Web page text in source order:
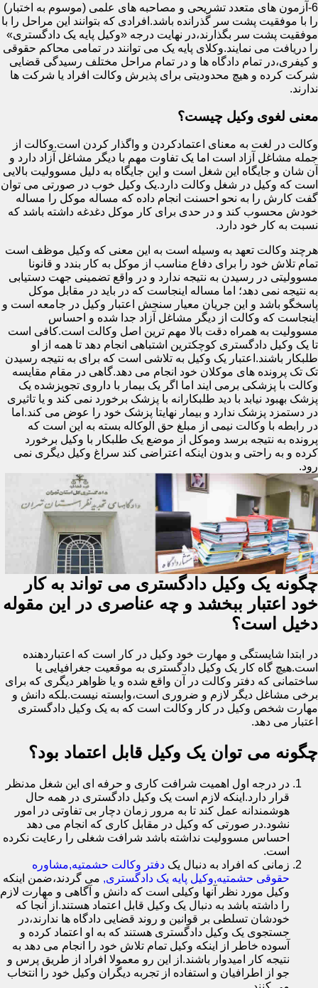
6-آزمون های متعدد تشریحی و مصاحبه های علمی (موسوم به اختبار)
را با موفقیت پشت سر گذرانده باشد.افرادی که بتوانند این مراحل را با
موفقیت پشت سر بگذارند،در نهایت درجه «وکیل پایه یک دادگستری»
را دریافت می نمایند.وکلای پایه یک می توانند در تمامی محاکم حقوقی
و کیفری،در تمام دادگاه ها و در تمام مراحل مختلف رسیدگی قضایی
شرکت کرده و هیچ محدودیتی برای پذیرش وکالت افراد یا شرکت ها
ندارند.
معنی لغوی وکیل چیست؟
وکالت در لغت به معنای اعتمادکردن و واگذار کردن است.وکالت از
جمله مشاغل آزاد است اما یک تفاوت مهم با دیگر مشاغل آزاد دارد و
آن شان و جایگاه این شغل است و این جایگاه به دلیل مسوولیت بالایی
است که وکیل در شغل وکالت دارد.یک وکیل خوب در صورتی می توان
گفت کارش را به نحو احسنت انجام داده که مساله موکل را مساله
خودش محسوب کند و در حدی برای کار موکل دغدغه داشته باشد که
نسبت به کار خود دارد.
هرچند وکالت تعهد به وسیله است به این معنی که وکیل موظف است
تمام تلاش خود را برای دفاع مناسب از موکل به کار بندد و قانونا
مسوولیتی در رسیدن به نتیجه ندارد و در واقع تضمینی جهت دستیابی
به نتیجه نمی دهد؛ اما مساله اینجاست که در باید در مقابل موکل
پاسخگو باشد و این جریان معیار سنجش اعتبار وکیل در جامعه است و
اینجاست که وکالت از دیگر مشاغل آزاد جدا شده و احساس
مسوولیت به همراه دقت بالا مهم ترین اصل وکالت است.کافی است
تا یک وکیل دادگستری کوچکترین اشتباهی انجام دهد تا همه از او
طلبکار باشند.اعتبار یک وکیل به تلاشی است که برای به نتیجه رسیدن
تک تک پرونده های موکلان خود انجام می دهد.گاهی در مقام مقایسه
وکالت با پزشکی برمی ایند اما اگر یک بیمار با داروی تجویزشده یک
پزشک بهبود نیابد با دید طلبکارانه با پزشک برخورد نمی کند و یا تاثیری
در دستمزد پزشک ندارد و بیمار نهایتا پزشک خود را عوض می کند.اما
در رابطه با وکالت نیمی از مبلغ حق الوکاله بسته به این است که
پرونده به نتیجه برسد وموکل از موضع یک طلبکار با وکیل برخورد
کرده و به راحتی و بدون اینکه اعتراضی کند سراغ وکیل دیگری نمی
رود.
چگونه یک وکیل دادگستری می تواند به کار
خود اعتبار ببخشد و چه عناصری در این مقوله
دخیل است؟
در ابتدا شایستگی و مهارت خود وکیل در کار است که اعتباردهنده
است.هیچ گاه کار یک وکیل دادگستری به موقعیت جغرافیایی یا
ساختمانی که دفتر وکالت در آن واقع شده و یا ظواهر دیگری که برای
برخی مشاغل دیگر لازم و ضروری است،وابسته نیست.بلکه دانش و
مهارت شخص وکیل در کار وکالت است که به یک وکیل دادگستری
اعتبار می دهد.
چگونه می توان یک وکیل قابل اعتماد بود؟
در درجه اول اهمیت شرافت کاری و حرفه ای این شغل مدنظر
قرار دارد.اینکه لازم است یک وکیل دادگستری در همه حال
هوشمندانه عمل کند تا به مرور زمان دچار بی تفاوتی در امور
نشود.در صورتی که وکیل در مقابل کاری که انجام می دهد
احساس مسوولیت نداشته باشد شرافت شغلی را رعایت نکرده
است.
زمانی که افراد به دنبال یک دفتر وکالت حشمتیه,مشاوره
حقوقی حشمتیه,وکیل پایه یک دادگستری, می گردند،ضمن اینکه
وکیل مورد نظر آنها وکیلی است که دانش و آگاهی و مهارت لازم
را داشته باشد به دنبال یک وکیل قابل اعتماد هستند.از آنجا که
خودشان تسلطی بر قوانین و روند قضایی دادگاه ها ندارند،در
جستجوی یک وکیل دادگستری هستند که به او اعتماد کرده و
آسوده خاطر از اینکه وکیل تمام تلاش خود را انجام می دهد به
نتیجه کار امیدوار باشند.از این رو معمولا افراد از طریق پرس و
جو از اطرافیان و استفاده از تجربه دیگران وکیل خود را انتخاب